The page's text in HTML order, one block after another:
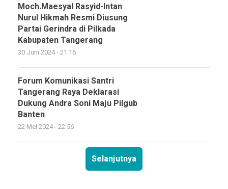
Moch.Maesyal Rasyid-Intan
Nurul Hikmah Resmi Diusung
Partai Gerindra di Pilkada
Kabupaten Tangerang
30 Juni 2024 - 21:16
Forum Komunikasi Santri
Tangerang Raya Deklarasi
Dukung Andra Soni Maju Pilgub
Banten
22 Mei 2024 - 22:56
Selanjutnya